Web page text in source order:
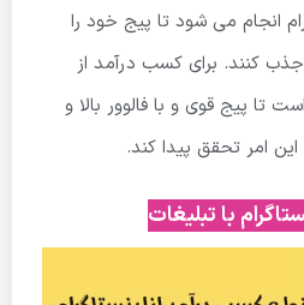
انجام می شود تا پیج خود را
جذب کنند. برای کسب درآمد از
تا پیج قوی و با فالوور بالا و
این امر تحقق پیدا کند.
با تبلیغات